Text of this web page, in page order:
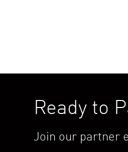
Ready to
Join our partner